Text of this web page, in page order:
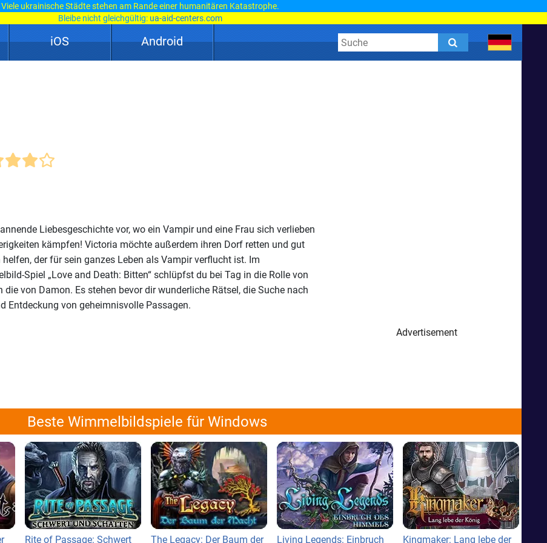
Viele ukrainische Städte stehen am Rande einer humanitären Katastrophe.
Bleibe nicht gleichgültig: ua-aid-centers.com
iOS Android
Liebesgeschichte vor, wo ein Vampir und eine Frau sich verlieben
kämpfen! Victoria möchte außerdem ihren Dorf retten und gut
der für sein ganzes Leben als Vampir verflucht ist. Im
Spiel „Love and Death: Bitten“ schlüpfst du bei Tag in die Rolle von
von Damon. Es stehen bevor dir wunderliche Rätsel, die Suche nach
Entdeckung von geheimnisvolle Passagen.
Advertisement
Beste Wimmelbildspiele für Windows
Rite of Passage: Schwert The Legacy: Der Baum der Living Legends: Einbruch Kingmaker: Lang lebe der